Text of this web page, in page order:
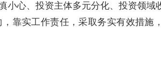
小心、投资主体多元分化、投资领域
靠实工作责任，采取务实有效措施